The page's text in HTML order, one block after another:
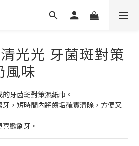
光光 牙菌斑對策
風味
牙菌斑對策濕紙巾。
，短時間內將齒垢確實清除，方便又
歡刷牙。